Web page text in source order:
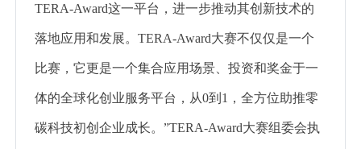
TERA-Award这一平台，进一步推动其创新技术的
落地应用和发展。TERA-Award大赛不仅仅是一个
比赛，它更是一个集合应用场景、投资和奖金于一
体的全球化创业服务平台，从0到1，全方位助推零
碳科技初创企业成长。”TERA-Award大赛组委会执